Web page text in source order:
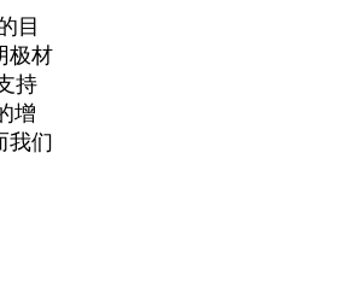
目
极材
持
增
我们